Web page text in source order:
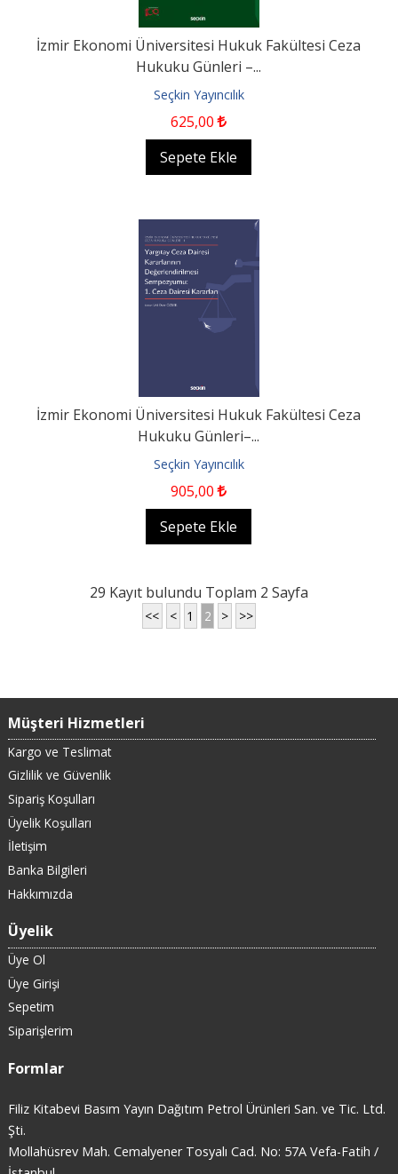
İzmir Ekonomi Üniversitesi Hukuk Fakültesi Ceza
Hukuku Günleri –...
Seçkin Yayıncılık
625,00
Sepete Ekle
İzmir Ekonomi Üniversitesi Hukuk Fakültesi Ceza
Hukuku Günleri–...
Seçkin Yayıncılık
905,00
Sepete Ekle
29 Kayıt bulundu Toplam 2 Sayfa
<< < 1 2 > >>
Müşteri Hizmetleri
Kargo ve Teslimat
Gizlilik ve Güvenlik
Sipariş Koşulları
Üyelik Koşulları
İletişim
Banka Bilgileri
Hakkımızda
Üyelik
Üye Ol
Üye Girişi
Sepetim
Siparişlerim
Formlar
Filiz Kitabevi Basım Yayın Dağıtım Petrol Ürünleri San. ve Tic. Ltd.
Şti.
Mollahüsrev Mah. Cemalyener Tosyalı Cad. No: 57A Vefa-Fatih /